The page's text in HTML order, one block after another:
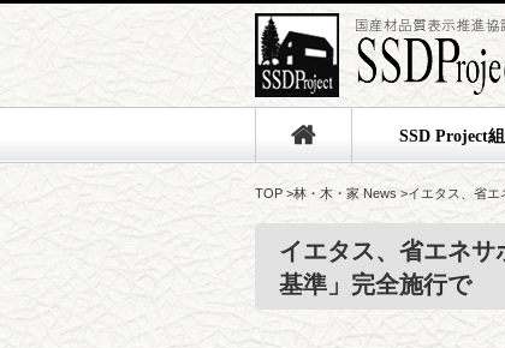
SSD Project
TOP >林・木・家 News >イエタス、省
イエタス、省エネ
基準」完全施行で